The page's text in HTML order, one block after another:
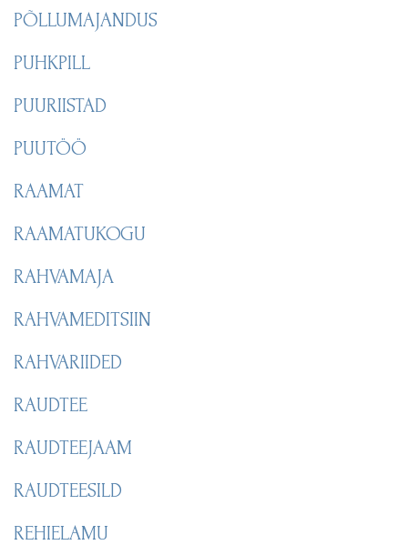
PÕLLUMAJANDUS
PUHKPILL
PUURIISTAD
PUUTÖÖ
RAAMAT
RAAMATUKOGU
RAHVAMAJA
RAHVAMEDITSIIN
RAHVARIIDED
RAUDTEE
RAUDTEEJAAM
RAUDTEESILD
REHIELAMU